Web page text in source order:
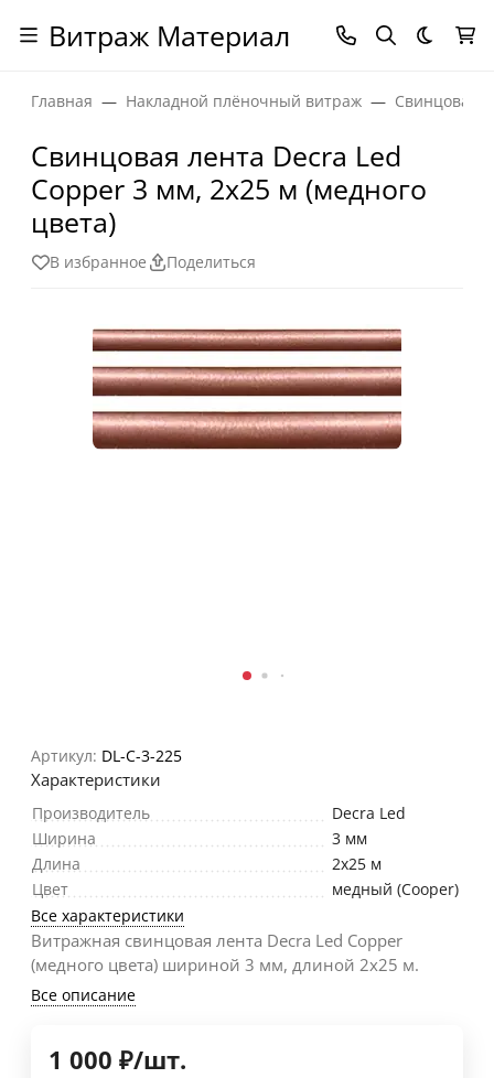
Витраж Материал Темная
Главная Накладной плёночный витраж Свинцовая
Свинцовая лента Decra Led
Copper 3 мм, 2х25 м (медного
цвета)
В избранное Поделиться
Артикул: DL-C-3-225
Характеристики
Производитель
Decra Led
Ширина
3 мм
Длина
2х25 м
Цвет
медный (Cooper)
Все характеристики
Витражная свинцовая лента Decra Led Copper
(медного цвета) шириной 3 мм, длиной 2х25 м.
Все описание
1 000 ₽/шт.